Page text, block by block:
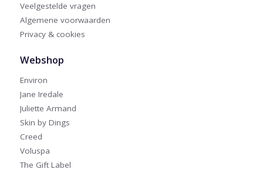
Veelgestelde vragen
Algemene voorwaarden
Privacy & cookies
Webshop
Environ
Jane Iredale
Juliette Armand
Skin by Dings
Creed
Voluspa
The Gift Label